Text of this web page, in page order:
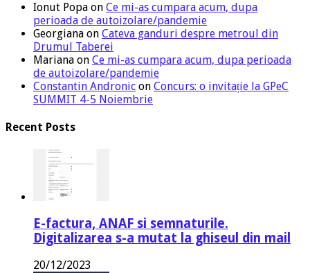
Ionut Popa on Ce mi-as cumpara acum, dupa
perioada de autoizolare/pandemie
Georgiana on Cateva ganduri despre metroul din
Drumul Taberei
Mariana on Ce mi-as cumpara acum, dupa perioada
de autoizolare/pandemie
Constantin Andronic on Concurs: o invitație la GPeC
SUMMIT 4-5 Noiembrie
Recent Posts
E-factura, ANAF si semnaturile.
Digitalizarea s-a mutat la ghiseul din mail
20/12/2023